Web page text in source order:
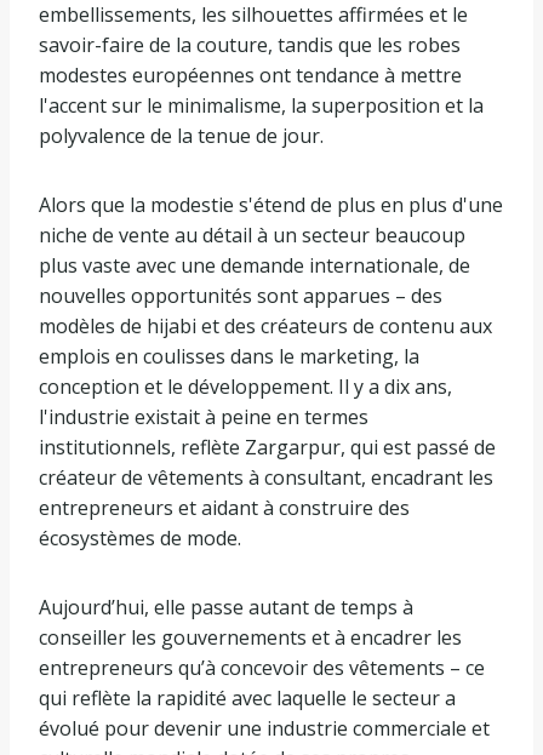
embellissements, les silhouettes affirmées et le
savoir-faire de la couture, tandis que les robes
modestes européennes ont tendance à mettre
l'accent sur le minimalisme, la superposition et la
polyvalence de la tenue de jour.
Alors que la modestie s'étend de plus en plus d'une
niche de vente au détail à un secteur beaucoup
plus vaste avec une demande internationale, de
nouvelles opportunités sont apparues – des
modèles de hijabi et des créateurs de contenu aux
emplois en coulisses dans le marketing, la
conception et le développement. Il y a dix ans,
l'industrie existait à peine en termes
institutionnels, reflète Zargarpur, qui est passé de
créateur de vêtements à consultant, encadrant les
entrepreneurs et aidant à construire des
écosystèmes de mode.
Aujourd’hui, elle passe autant de temps à
conseiller les gouvernements et à encadrer les
entrepreneurs qu’à concevoir des vêtements – ce
qui reflète la rapidité avec laquelle le secteur a
évolué pour devenir une industrie commerciale et